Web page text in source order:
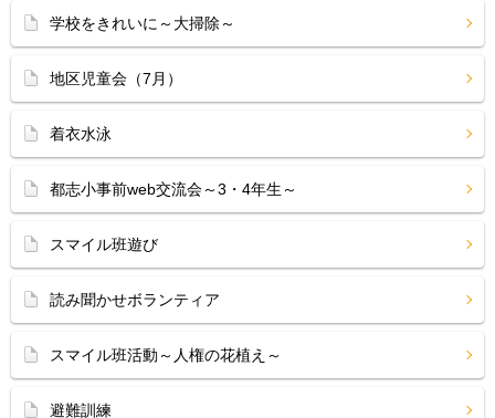
学校をきれいに～大掃除～
地区児童会（7月）
着衣水泳
都志小事前web交流会～3・4年生～
スマイル班遊び
読み聞かせボランティア
スマイル班活動～人権の花植え～
避難訓練